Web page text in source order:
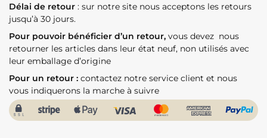
Délai de retour : sur notre site nous acceptons les retours
jusqu’à 30 jours.
Pour pouvoir bénéficier d’un retour, vous devez nous
retourner les articles dans leur état neuf, non utilisés avec
leur emballage d’origine
Pour un retour : contactez notre service client et nous
vous indiquerons la marche à suivre